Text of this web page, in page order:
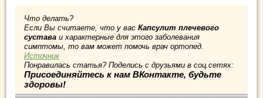
Что делать?
Если Вы считаете, что у вас Капсулит плечевого
сустава и характерные для этого заболевания
симптомы, то вам может помочь врач ортопед.
Источник
Понравилась статья? Поделись с друзьями в соц.сетях:
Присоединяйтесь к нам ВКонтакте, будьте
здоровы!